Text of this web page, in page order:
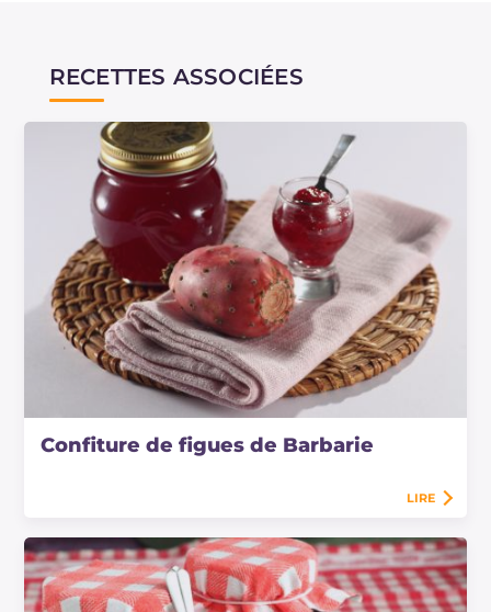
des conserves faites maison, nous renvoyons
auxlignes directrices du Ministère de la Santé
RECETTES ASSOCIÉES
Confiture de figues de Barbarie
LIRE